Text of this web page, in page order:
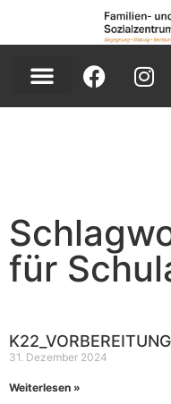
für
31. Dezember 2024
Weiterlesen »